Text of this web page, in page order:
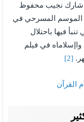
شارك نجيب محفوظ
الموسم المسرحي في
فيها باحتلال
واإسلاماه في فيلم
[2]
القرآن